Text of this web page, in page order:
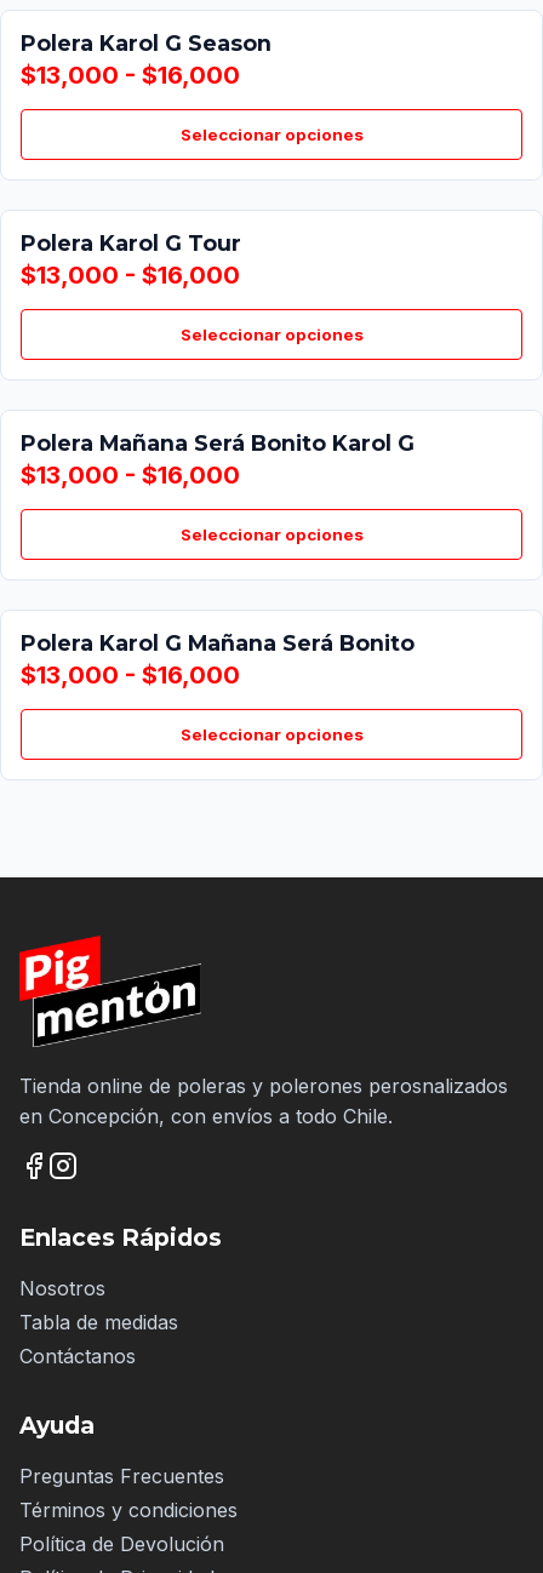
Polera Karol G Season
$13,000 - $16,000
Seleccionar opciones
Polera Karol G Tour
$13,000 - $16,000
Seleccionar opciones
Polera Mañana Será Bonito Karol G
$13,000 - $16,000
Seleccionar opciones
Polera Karol G Mañana Será Bonito
$13,000 - $16,000
Seleccionar opciones
Tienda online de poleras y polerones perosnalizados
en Concepción, con envíos a todo Chile.
Enlaces Rápidos
Nosotros
Tabla de medidas
Contáctanos
Ayuda
Preguntas Frecuentes
Términos y condiciones
Política de Devolución